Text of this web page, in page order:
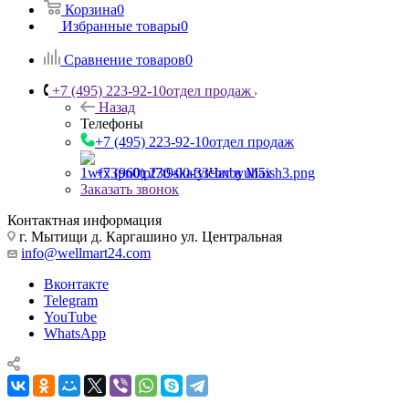
Корзина0
Избранные товары0
Сравнение товаров0
+7 (495) 223-92-10отдел продаж
Назад
Телефоны
+7 (495) 223-92-10отдел продаж
+7 (960) 230-00-33Чат в Max
Заказать звонок
Контактная информация
г. Мытищи д. Каргашино ул. Центральная
info@wellmart24.com
Вконтакте
Telegram
YouTube
WhatsApp